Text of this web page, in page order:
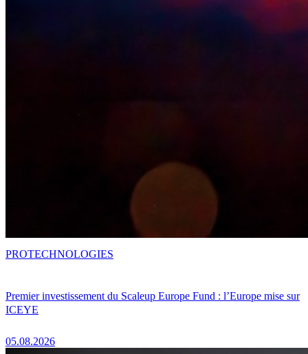
Premier investissement du Scaleup Europe Fund : l’Europe mise sur
ICEYE
05.08.2026
PROTECHNOLOGIES